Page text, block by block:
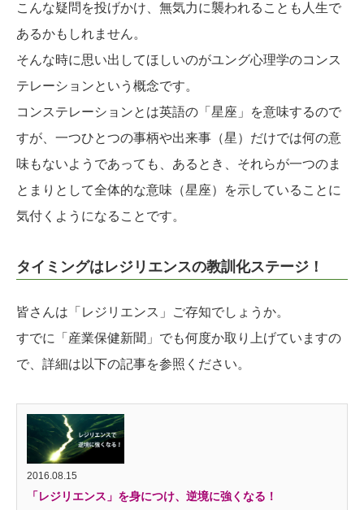
こんな疑問を投げかけ、無気力に襲われることも人生で
あるかもしれません。
そんな時に思い出してほしいのがユング心理学のコンス
テレーションという概念です。
コンステレーションとは英語の「星座」を意味するので
すが、一つひとつの事柄や出来事（星）だけでは何の意
味もないようであっても、あるとき、それらが一つのま
とまりとして全体的な意味（星座）を示していることに
気付くようになることです。
タイミングはレジリエンスの教訓化ステージ！
皆さんは「レジリエンス」ご存知でしょうか。
すでに「産業保健新聞」でも何度か取り上げていますの
で、詳細は以下の記事を参照ください。
2016.08.15
「レジリエンス」を身につけ、逆境に強くなる！